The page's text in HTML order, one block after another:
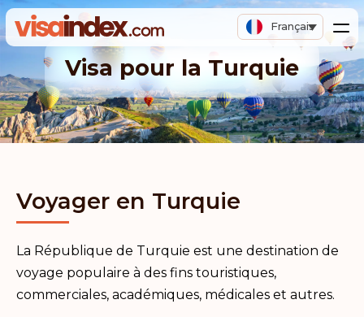
Français
Visa pour la Turquie
Voyager en Turquie
La République de Turquie est une destination de
voyage populaire à des fins touristiques,
commerciales, académiques, médicales et autres.